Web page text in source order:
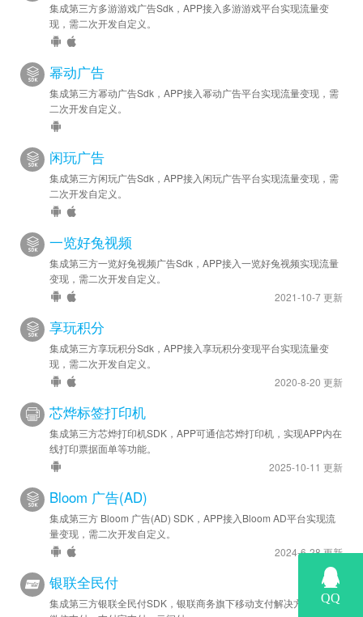
集成第三方多游游戏广告Sdk，APP接入多游游戏平台实现流量变
现，需二次开发自定义。
幂动广告
集成第三方幂动广告Sdk，APP接入幂动广告平台实现流量变现，需
二次开发自定义。
闲玩广告
集成第三方闲玩广告Sdk，APP接入闲玩广告平台实现流量变现，需
二次开发自定义。
一览好兔视频
集成第三方一览好兔视频广告Sdk，APP接入一览好兔视频实现流量
变现，需二次开发自定义。
2021-10-7 更新
享玩积分
集成第三方享玩积分Sdk，APP接入享玩积分变现平台实现流量变
现，需二次开发自定义。
2020-8-20 更新
芯烨标签打印机
集成第三方芯烨打印机SDK，APP可通信芯烨打印机，实现APP内在
线打印票据面单等功能。
2025-10-11 更新
Bloom 广告(AD)
集成第三方 Bloom 广告(AD) SDK，APP接入Bloom AD平台实现流
量变现，需二次开发自定义。
2024-6-28 更新
银联全民付
集成第三方银联全民付SDK，银联商务旗下移动支付解决方案，支持